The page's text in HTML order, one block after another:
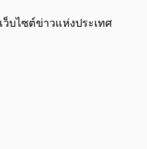
ว็บไซต์ข่าวแห่งประเทศ